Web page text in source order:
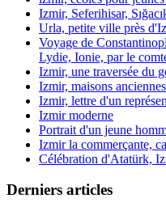
Izmir, Seferihisar,
Urla, petite ville près
Voyage de
Lydie, Ionie, par le
Izmir, une traversée du
Izmir, maisons anciennes
Izmir, lettre d'un
Izmir moderne
Portrait d'un jeune
Izmir la commerçante,
Célébration d'Atatürk,
Derniers articles